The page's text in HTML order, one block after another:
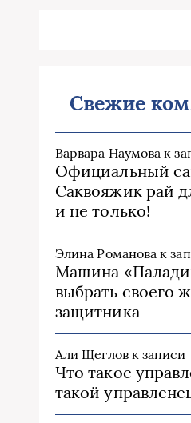
Свежие
Варвара Наумова к
Официальный
Саквояжик рай
и не только!
Элина Романова к
Машина
выбрать своего
защитника
Али Щегловк записи
Что такое
такой